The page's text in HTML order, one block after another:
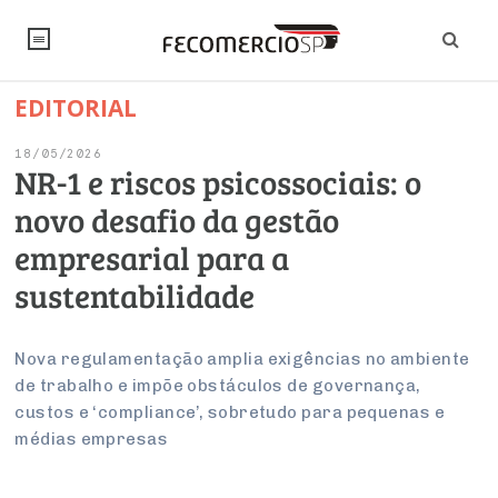
NOTÍCIAS
Artigos
Institucional
Debates Fecomercio-SP
PROJETOS ESPECIAIS:
UM BRASIL
Economia
Pesquisas
Brasil
Internacional
Modernização do Estado
Economia Digital
Legislação
Empresas
Arbitragem e Mediação
Reforma Tributária
Varejo
Sustentabilidade
ESG
Últimas Notícias
PESQUISAS
FALE CONOSCO
Sobre
CONSELHOS
Conselho de Turismo
EMPRESAS
EDITORIAL
18/05/2026
NR-1 e riscos psicossociais: o
novo desafio da gestão
empresarial para a
sustentabilidade
Nova regulamentação amplia exigências no ambiente
de trabalho e impõe obstáculos de governança,
custos e ‘compliance’, sobretudo para pequenas e
médias empresas